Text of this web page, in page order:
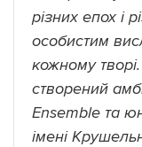
різних епох і
особистим
кожному
створений
Ensemble та
імені